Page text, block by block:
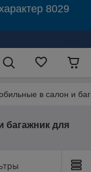
8029
в салон и
багажник для